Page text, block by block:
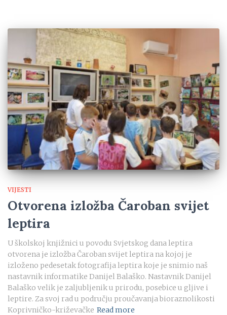
VIJESTI
Otvorena izložba Čaroban svijet
leptira
U školskoj knjižnici u povodu Svjetskog dana leptira
otvorena je izložba Čaroban svijet leptira na kojoj je
izloženo pedesetak fotografija leptira koje je snimio naš
nastavnik informatike Danijel Balaško. Nastavnik Danijel
Balaško velik je zaljubljenik u prirodu, posebice u gljive i
leptire. Za svoj rad u području proučavanja bioraznolikosti
Koprivničko-križevačke Read more